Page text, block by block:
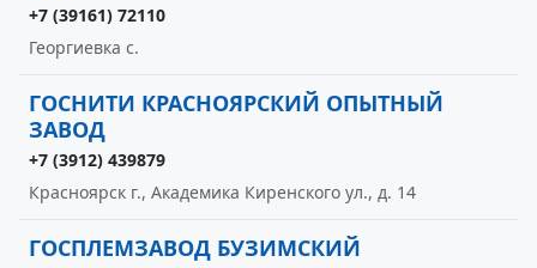
+7 (39161) 72110
Георгиевка с.
ГОСНИТИ КРАСНОЯРСКИЙ ОПЫТНЫЙ
ЗАВОД
+7 (3912) 439879
Красноярск г., Академика Киренского ул., д. 14
ГОСПЛЕМЗАВОД БУЗИМСКИЙ